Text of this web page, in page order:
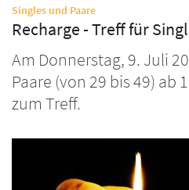
Singles und Paare:
Recharge - Treff für
Am Donnerstag, 9. Juli
Paare (von 29 bis 49) ab
zum Treff.